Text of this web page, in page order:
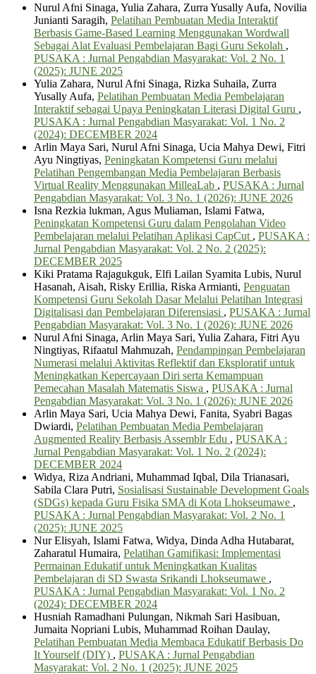
Nurul Afni Sinaga, Yulia Zahara, Zurra Yusally Aufa, Novilia
Junianti Saragih, Pelatihan Pembuatan Media Interaktif
Berbasis Game-Based Learning Menggunakan Wordwall
Sebagai Alat Evaluasi Pembelajaran Bagi Guru Sekolah ,
PUSAKA : Jurnal Pengabdian Masyarakat: Vol. 2 No. 1
(2025): JUNE 2025
Yulia Zahara, Nurul Afni Sinaga, Rizka Suhaila, Zurra
Yusally Aufa, Pelatihan Pembuatan Media Pembelajaran
Interaktif sebagai Upaya Peningkatan Literasi Digital Guru ,
PUSAKA : Jurnal Pengabdian Masyarakat: Vol. 1 No. 2
(2024): DECEMBER 2024
Arlin Maya Sari, Nurul Afni Sinaga, Ucia Mahya Dewi, Fitri
Ayu Ningtiyas, Peningkatan Kompetensi Guru melalui
Pelatihan Pengembangan Media Pembelajaran Berbasis
Virtual Reality Menggunakan MilleaLab , PUSAKA : Jurnal
Pengabdian Masyarakat: Vol. 3 No. 1 (2026): JUNE 2026
Isna Rezkia lukman, Agus Muliaman, Islami Fatwa,
Peningkatan Kompetensi Guru dalam Pengolahan Video
Pembelajaran melalui Pelatihan Aplikasi CapCut , PUSAKA :
Jurnal Pengabdian Masyarakat: Vol. 2 No. 2 (2025):
DECEMBER 2025
Kiki Pratama Rajagukguk, Elfi Lailan Syamita Lubis, Nurul
Hasanah, Aisah, Risky Erillia, Riska Armianti, Penguatan
Kompetensi Guru Sekolah Dasar Melalui Pelatihan Integrasi
Digitalisasi dan Pembelajaran Diferensiasi , PUSAKA : Jurnal
Pengabdian Masyarakat: Vol. 3 No. 1 (2026): JUNE 2026
Nurul Afni Sinaga, Arlin Maya Sari, Yulia Zahara, Fitri Ayu
Ningtiyas, Rifaatul Mahmuzah, Pendampingan Pembelajaran
Numerasi melalui Aktivitas Reflektif dan Eksploratif untuk
Meningkatkan Kepercayaan Diri serta Kemampuan
Pemecahan Masalah Matematis Siswa , PUSAKA : Jurnal
Pengabdian Masyarakat: Vol. 3 No. 1 (2026): JUNE 2026
Arlin Maya Sari, Ucia Mahya Dewi, Fanita, Syabri Bagas
Dwiardi, Pelatihan Pembuatan Media Pembelajaran
Augmented Reality Berbasis Assemblr Edu , PUSAKA :
Jurnal Pengabdian Masyarakat: Vol. 1 No. 2 (2024):
DECEMBER 2024
Widya, Riza Andriani, Muhammad Iqbal, Dila Trianasari,
Sabila Clara Putri, Sosialisasi Sustainable Development Goals
(SDGs) kepada Guru Fisika SMA di Kota Lhokseumawe ,
PUSAKA : Jurnal Pengabdian Masyarakat: Vol. 2 No. 1
(2025): JUNE 2025
Nur Elisyah, Islami Fatwa, Widya, Dinda Adha Hutabarat,
Zaharatul Humaira, Pelatihan Gamifikasi: Implementasi
Permainan Edukatif untuk Meningkatkan Kualitas
Pembelajaran di SD Swasta Srikandi Lhokseumawe ,
PUSAKA : Jurnal Pengabdian Masyarakat: Vol. 1 No. 2
(2024): DECEMBER 2024
Husniah Ramadhani Pulungan, Nikmah Sari Hasibuan,
Jumaita Nopriani Lubis, Muhammad Roihan Daulay,
Pelatihan Pembuatan Media Membaca Edukatif Berbasis Do
It Yourself (DIY) , PUSAKA : Jurnal Pengabdian
Masyarakat: Vol. 2 No. 1 (2025): JUNE 2025